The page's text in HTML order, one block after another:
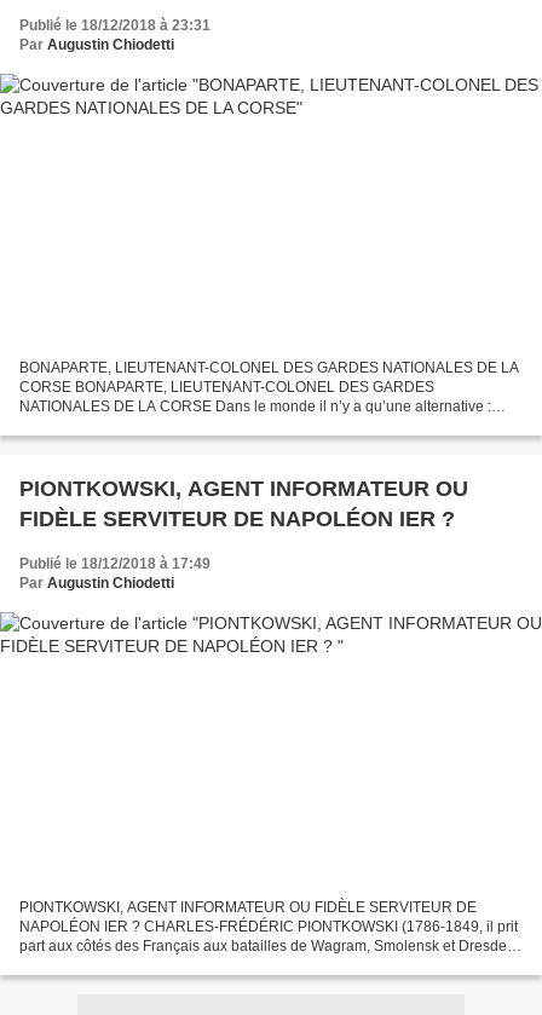
Publié le 18/12/2018 à 23:31
Par Augustin Chiodetti
BONAPARTE, LIEUTENANT-COLONEL DES GARDES NATIONALES DE LA
CORSE BONAPARTE, LIEUTENANT-COLONEL DES GARDES
NATIONALES DE LA CORSE Dans le monde il n’y a qu’une alternative :
d’abord...
PIONTKOWSKI, AGENT INFORMATEUR OU
FIDÈLE SERVITEUR DE NAPOLÉON IER ?
Publié le 18/12/2018 à 17:49
Par Augustin Chiodetti
PIONTKOWSKI, AGENT INFORMATEUR OU FIDÈLE SERVITEUR DE
NAPOLÉON IER ? CHARLES-FRÉDÉRIC PIONTKOWSKI (1786-1849, il prit
part aux côtés des Français aux batailles de Wagram, Smolensk et Dresde,